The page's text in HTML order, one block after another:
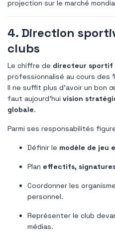
projection sur le marché
4. Direction
clubs
Le chiffre de directeur sportif
professionnalisé au cours des
Il ne suffit plus d'avoir un bon
faut aujourd'hui vision
globale.
Parmi ses responsabilités
Définir le modèle de jeu
Plan effectifs,
Coordonner les
personnel.
Représenter le club
médias.